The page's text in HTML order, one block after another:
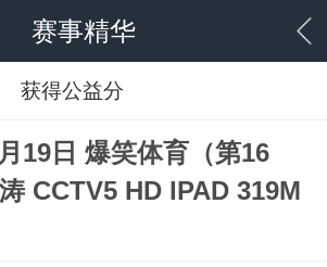
赛事精华
获得公益分
19日 爆笑体育（第16
CCTV5 HD IPAD 319M